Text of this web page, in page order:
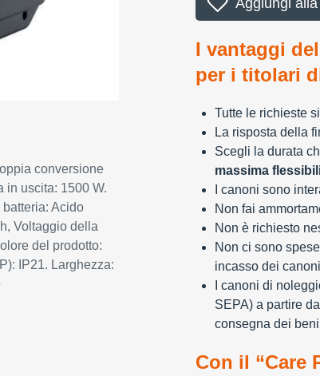
conversione
in uscita: 1500 W.
Acido
Voltaggio della
del prodotto:
IP21. Larghezza:
I vantaggi
per i titolari
Tutte le richieste
La risposta della
Scegli la durata
massima
I canoni sono
Non fai
Non è richiesto
Non ci sono
incasso dei
I canoni di
SEPA) a partire
consegna dei
Con il “Care